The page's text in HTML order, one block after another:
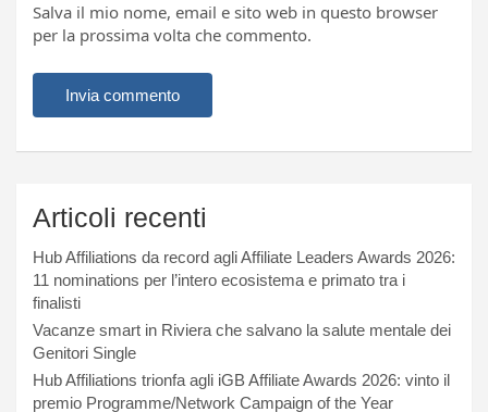
Salva il mio nome, email e sito web in questo browser
per la prossima volta che commento.
Articoli recenti
Hub Affiliations da record agli Affiliate Leaders Awards 2026:
11 nominations per l’intero ecosistema e primato tra i
finalisti
Vacanze smart in Riviera che salvano la salute mentale dei
Genitori Single
Hub Affiliations trionfa agli iGB Affiliate Awards 2026: vinto il
premio Programme/Network Campaign of the Year